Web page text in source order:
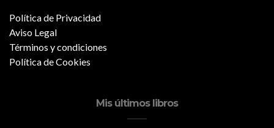
Política de Privacidad
Aviso Legal
Términos y condiciones
Política de Cookies
Mis últimos libros